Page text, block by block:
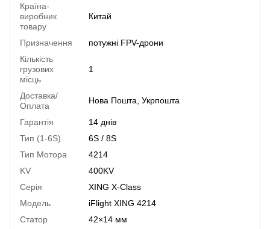
Країна-
виробник
товару
Китай
Призначення
потужні FPV-дрони
Кількість
грузових
місць
1
Доставка/
Оплата
Нова Пошта, Укрпошта
Гарантія
14 днів
Тип (1-6S)
6S / 8S
Тип Мотора
4214
KV
400KV
Серія
XING X-Class
Модель
iFlight XING 4214
Статор
42×14 мм